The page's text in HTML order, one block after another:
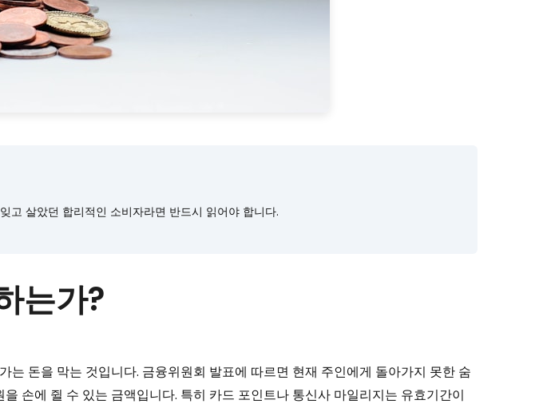
고 살았던 합리적인 소비자라면 반드시 읽어야 합니다.
는가?
돈을 막는 것입니다. 금융위원회 발표에 따르면 현재 주인에게 돌아가지 못한 숨
손에 쥘 수 있는 금액입니다. 특히 카드 포인트나 통신사 마일리지는 유효기간이